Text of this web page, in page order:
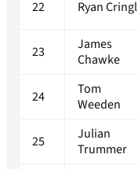
22 Ryan Cringl
23
James
Chawke
24
Tom
Weeden
25
Julian
Trummer